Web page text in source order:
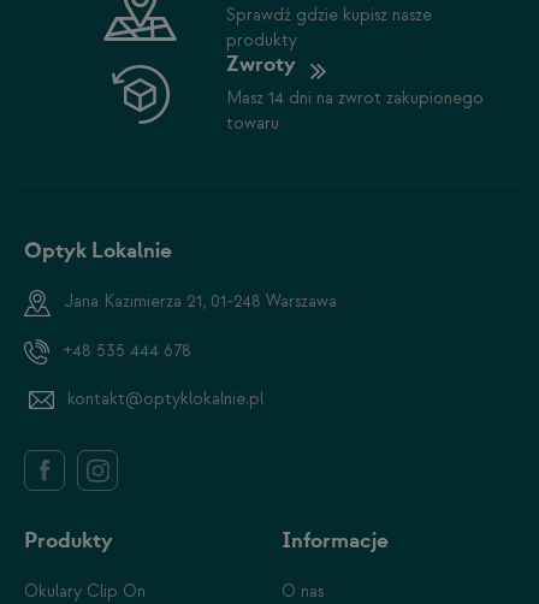
Sprawdź gdzie kupisz nasze
produkty
Zwroty
Masz 14 dni na zwrot zakupionego
towaru
Optyk Lokalnie
Jana Kazimierza 21, 01-248 Warszawa
+48 535 444 678
kontakt@optyklokalnie.pl
Produkty
Okulary Clip On
Informacje
O nas